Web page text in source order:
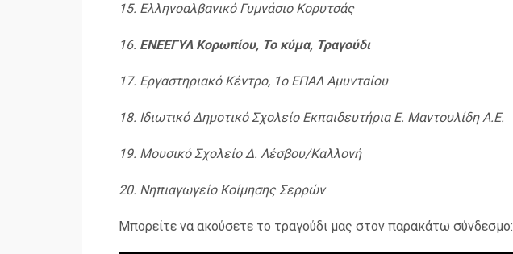
15. Ελληνοαλβανικό Γυμνάσιο Κορυτσάς
16. ΕΝΕΕΓΥΛ Κορωπίου, Το κύμα, Τραγούδι
17. Εργαστηριακό Κέντρο, 1ο ΕΠΑΛ Αμυνταίου
18. Ιδιωτικό Δημοτικό Σχολείο Εκπαιδευτήρια Ε. Μαντουλίδη Α.Ε.
19. Μουσικό Σχολείο Δ. Λέσβου/Καλλονή
20. Νηπιαγωγείο Κοίμησης Σερρών
Μπορείτε να ακούσετε το τραγούδι μας στον παρακάτω σύνδεσμο: